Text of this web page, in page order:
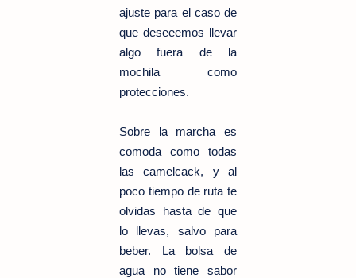
ajuste para el caso de
que deseeemos llevar
algo fuera de la
mochila como
protecciones.
Sobre la marcha es
comoda como todas
las camelcack, y al
poco tiempo de ruta te
olvidas hasta de que
lo llevas, salvo para
beber. La bolsa de
agua no tiene sabor